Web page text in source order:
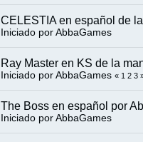
CELESTIA en español de
Iniciado por AbbaGames
Ray Master en KS de la
Iniciado por AbbaGames « 1 2 3
The Boss en español por
Iniciado por AbbaGames